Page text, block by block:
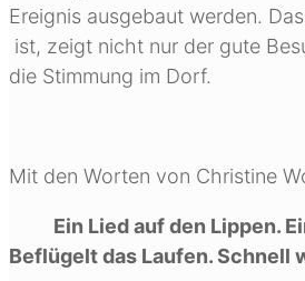
Ereignis ausgebaut werden.
ist, zeigt nicht nur der gute
die Stimmung im Dorf.
Mit den Worten von Christine
Ein Lied auf den Lippen.
Beflügelt das Laufen. Schnell